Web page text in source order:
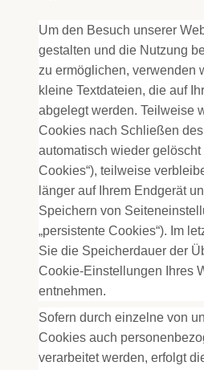
Um den Besuch unserer
gestalten und die Nutzung
zu ermöglichen, verwenden
kleine Textdateien, die auf
abgelegt werden. Teilweise
Cookies nach Schließen
automatisch wieder gelöscht
Cookies“), teilweise
länger auf Ihrem Endgerät
Speichern von
„persistente Cookies“). Im
Sie die Speicherdauer der
Cookie-Einstellungen Ihres
entnehmen.
Sofern durch einzelne von
Cookies auch
verarbeitet werden, erfolgt